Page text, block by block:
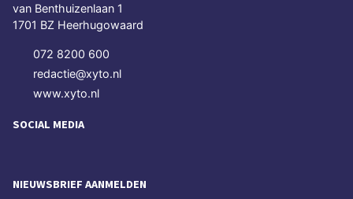
van Benthuizenlaan 1
1701 BZ Heerhugowaard
072 8200 600
redactie@xyto.nl
www.xyto.nl
SOCIAL MEDIA
NIEUWSBRIEF AANMELDEN